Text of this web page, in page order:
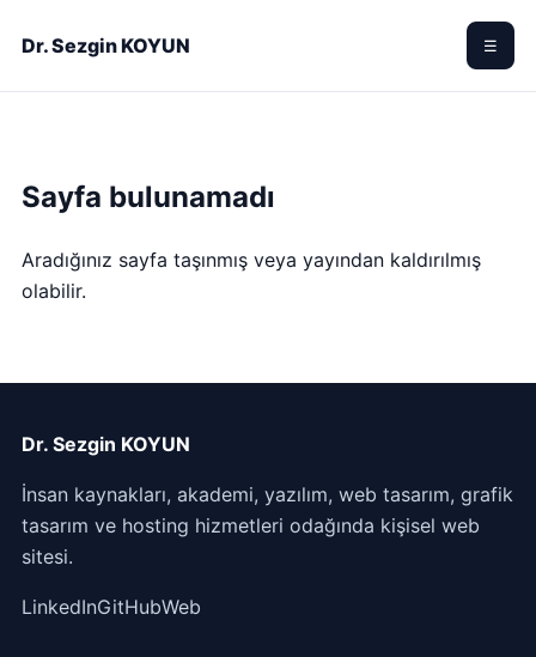
Dr. Sezgin KOYUN ☰
Sayfa bulunamadı
Aradığınız sayfa taşınmış veya yayından kaldırılmış
olabilir.
Dr. Sezgin KOYUN
İnsan kaynakları, akademi, yazılım, web tasarım, grafik
tasarım ve hosting hizmetleri odağında kişisel web
sitesi.
LinkedInGitHubWeb